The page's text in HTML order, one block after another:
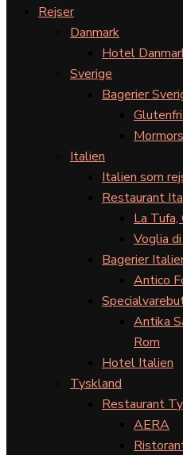
Rejser
Danmark
Hotel
Sverige
Bagerier
Italien
Italien som
Restaurant
La Tufa,
Voglia
Bagerier
Antico
Antika
Rom
Hotel Italien
Tyskland
Restaurant
AERA